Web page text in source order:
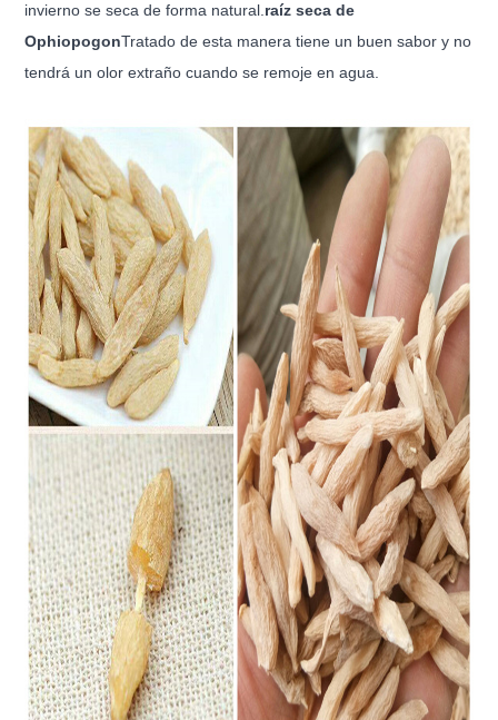
invierno se seca de forma natural. raíz seca de
OphiopogonTratado de esta manera tiene un buen sabor y no
tendrá un olor extraño cuando se remoje en agua.